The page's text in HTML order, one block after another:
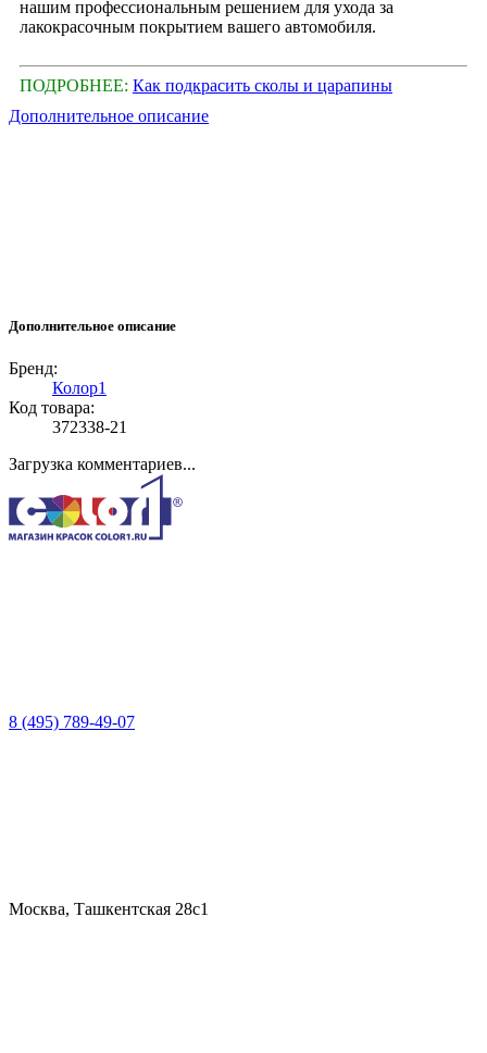
нашим профессиональным решением для ухода за
лакокрасочным покрытием вашего автомобиля.
ПОДРОБНЕЕ: Как подкрасить сколы и царапины
Дополнительное описание
Дополнительное описание
Бренд:
Колор1
Код товара:
372338-21
Загрузка комментариев...
8 (495) 789-49-07
Москва, Ташкентская 28с1